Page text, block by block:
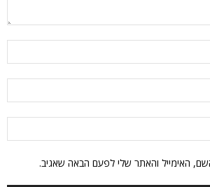
האימייל והאתר שלי לפעם הבאה שאגיב.